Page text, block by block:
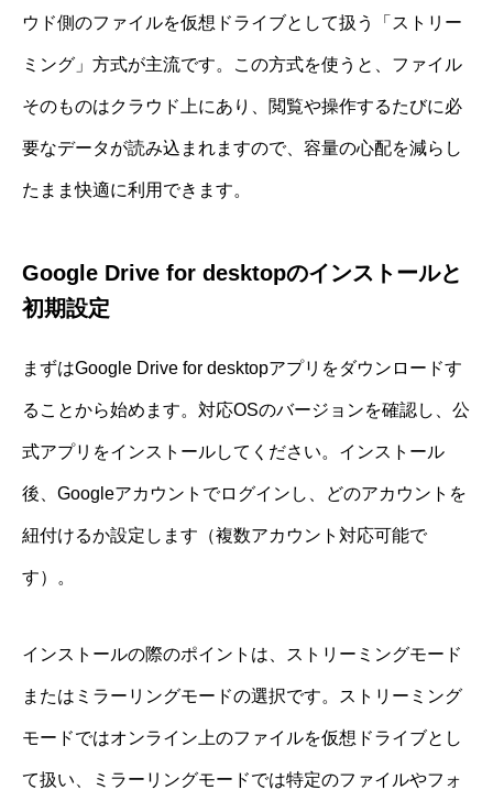
ウド側のファイルを仮想ドライブとして扱う「ストリー
ミング」方式が主流です。この方式を使うと、ファイル
そのものはクラウド上にあり、閲覧や操作するたびに必
要なデータが読み込まれますので、容量の心配を減らし
たまま快適に利用できます。
Google Drive for desktopのインストールと
初期設定
まずはGoogle Drive for desktopアプリをダウンロードす
ることから始めます。対応OSのバージョンを確認し、公
式アプリをインストールしてください。インストール
後、Googleアカウントでログインし、どのアカウントを
紐付けるか設定します（複数アカウント対応可能で
す）。
インストールの際のポイントは、ストリーミングモード
またはミラーリングモードの選択です。ストリーミング
モードではオンライン上のファイルを仮想ドライブとし
て扱い、ミラーリングモードでは特定のファイルやフォ